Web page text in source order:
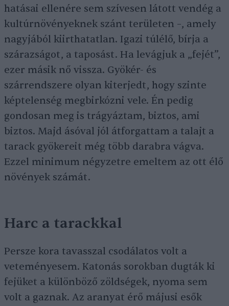
hatásai ellenére sem szívesen látott vendég a
kultúrnövényeknek szánt területen –, amely
nagyjából kiirthatatlan. Igazi túlélő, bírja a
szárazságot, a taposást. Ha levágjuk a „fejét”,
ezer másik nő vissza. Gyökér- és
szárrendszere olyan kiterjedt, hogy szinte
képtelenség megbirkózni vele. Én pedig
gondosan meg is trágyáztam, biztos, ami
biztos. Majd ásóval jól átforgattam a talajt a
tarack gyökereit még több darabra vágva.
Ezzel minimum négyzetre emeltem az ott élő
növények számát.
Harc a tarackkal
Persze kora tavasszal csodálatos volt a
veteményesem. Katonás sorokban dugták ki
fejüket a különböző zöldségek, nyoma sem
volt a gaznak. Az aranyat érő májusi esők